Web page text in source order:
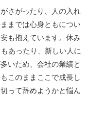
さがったり、人の入れ
までは心身ともについ
も抱えています。休み
あったり、新しい人に
いため、会社の業績と
このままここで成長し
って辞めようかと悩ん